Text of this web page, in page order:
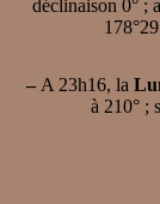
déclinaison 0° ;
–A 23h16, la
à 210° ;